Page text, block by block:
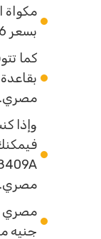
بسعر 566 جنيه مصري.
مصري.
وإذا
فيمكنك
مصري.
جنيه